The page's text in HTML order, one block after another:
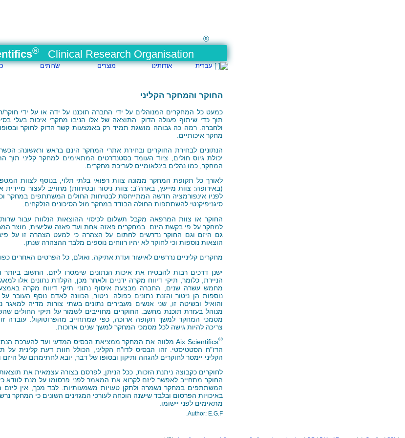
®
® Clinical Research Organisation
עברית אודותינו מוצרים שׂרותים
החוקר והמחקר הקליני
כמעט כל המחקרים המנוהלים על ידי החברה תוכננו על ידה או על ידי חוקר/
תוך כדי שיתוף פעולה הדוק. התוצאה של אלו הניבו מחקרי איכות בעלי
ולחברה. רמה כה גבוהה מושגת תמיד רק באמצעות קשר הדוק לחוקר ובסופו
מחקר איכותיים.
הנתונים לבחירת החוקרים ובחירת אתרי המחקר הינם בראש וראשונה:
יכולת גיוס חולים, ציוד העומד בסטנדרטים המתאימים למחקר קליני תוך
המחקר, כמו נהלים בינלאומיים לעריכת מחקרים.
לאורך כל תקופת המחקר ממונה צוות רפואי בלתי תלוי, בנוסף לצוות
(באירופה: צוות מייעץ, בארה"ב: צוות ניטור ובטיחות) מחוייב לעצור
לפניו אינפורמציה חדשה המתייחסת לבטיחות החולים המשתתפים במחקר
סיגניפיקנטי להשתתפות החולה הבודד במחקר מול הסיכונים הנלקחים.
החוקר או צוות המרפאה מקבל תשלום לכיסוי ההוצאות הנלוות עבור
למחקר על פי בקשת היזם. במחקרים פאזה אחת ועד פאזה שלישית, מוצר
גם היזם וגם החוקר נדרשים לחתום על הצהרה כי למעט הצהרה זו על
הוצאות נוספות וכי לחוקר לא יהיו רווחים נוספים מלבד ההצהרה שנתן.
מחקרים קליניים נררשים לאישור ועדת אתיקה. ואולם, כל הפרטים האחרים
ישנן דרכים רבות להבטיח את איכות הנתונים שימסרו ליזם. החשוב
הניירת, כלומר, תיקי דיווח מקרה ידניים ולאחר מכן, הקלדת נתונים אלו
מחמש עשרה שנים, החברה מבצעת איסוף נתוני תיקי דיווח מקרה
נוספות הן ניטור והזנת נתונים כפולה. ניטור, הכוונה לאדם נוסף העובר על
והואיל ובשיטה זו, שני אנשים מעבירים נתונים בשתי צורות מדיה למאגר
מנוהל בעזרת תוכנת מחשב. החוקרים מחוייבים לשמור על תיקי החולים
מסמכי המחקר למשך תקופה ארוכה, כפי שמתחייב מהפרוטוקול. עובדה זו
צריכה להיות גישה לכל מסמכי המחקר למשך שנים ארוכות.
Aix Scientifics®
מלווה את המחקר ממציאת הבסיס המדעי ועד להערכת
הדו"ח הסטטיסטי. זהו הבסיס לדו"ח הקליני, הכולל חוות דעת קלינית על
הקליני יימסר לחוקרים להגהה ותיקון ובסופו של דבר, יובא לחתימתם של היזם
לחוקרים כקבוצה ניתנת הזכות, ככל הניתן, לפרסם בצורה עצמאית את
החוקר מתחייב לאפשר ליזם לקרוא את המאמר לפני פרסומו על מנת לוודא
המשתתפים במחקר נשמרה ולתקן טעויות משמעותיות. לבד מכך, אין
באיכויות הפרסום ובלבד שישנה הוכחה לעורכי המגזינים השונים כי המחקר
מתאימים לפני יישומו.
Author: E.G.F.